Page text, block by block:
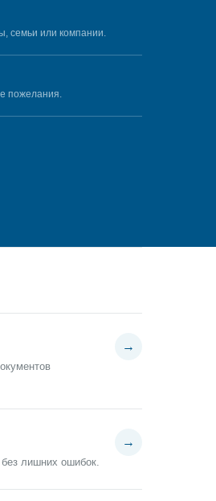
семьи или компании.
пожелания.
→
лишних ошибок.
→